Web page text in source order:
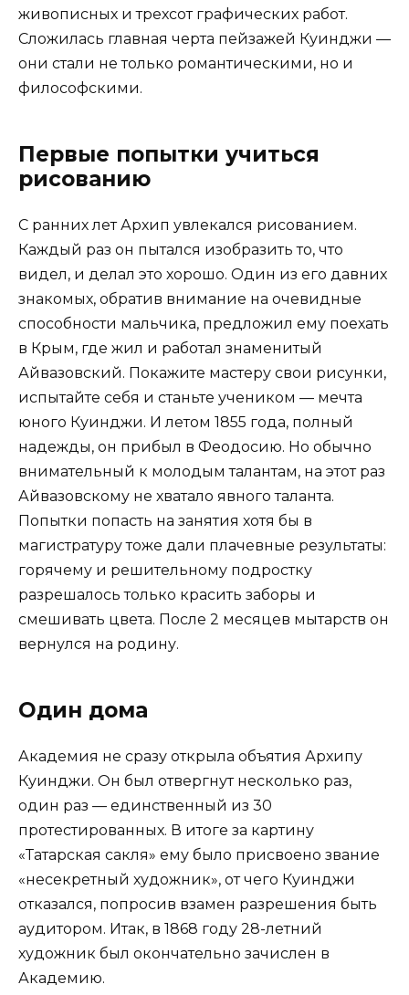
живописных и трехсот графических работ.
Сложилась главная черта пейзажей Куинджи —
они стали не только романтическими, но и
философскими.
Первые попытки учиться
рисованию
С ранних лет Архип увлекался рисованием.
Каждый раз он пытался изобразить то, что
видел, и делал это хорошо. Один из его давних
знакомых, обратив внимание на очевидные
способности мальчика, предложил ему поехать
в Крым, где жил и работал знаменитый
Айвазовский. Покажите мастеру свои рисунки,
испытайте себя и станьте учеником — мечта
юного Куинджи. И летом 1855 года, полный
надежды, он прибыл в Феодосию. Но обычно
внимательный к молодым талантам, на этот раз
Айвазовскому не хватало явного таланта.
Попытки попасть на занятия хотя бы в
магистратуру тоже дали плачевные результаты:
горячему и решительному подростку
разрешалось только красить заборы и
смешивать цвета. После 2 месяцев мытарств он
вернулся на родину.
Один дома
Академия не сразу открыла объятия Архипу
Куинджи. Он был отвергнут несколько раз,
один раз — единственный из 30
протестированных. В итоге за картину
«Татарская сакля» ему было присвоено звание
«несекретный художник», от чего Куинджи
отказался, попросив взамен разрешения быть
аудитором. Итак, в 1868 году 28-летний
художник был окончательно зачислен в
Академию.